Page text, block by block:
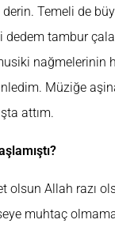
Temeli de
dedem tambur
nağmelerinin
Müziğe
attım.
olsun Allah razı
muhtaç